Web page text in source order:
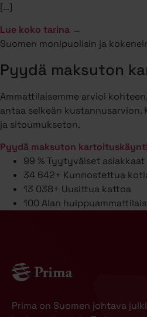
[…]
Lue koko tarina →
Suomen monipuolisin ja
Pyydä maksuton
Ammattilaisemme arvioi
antaa selkeän kustannusarvion.
ja sitoumukseton.
Pyydä maksuton kartoituskäynti
99 %Tyytyväiset asiakkaat
34 642+ Kunnostettua
13 038+ Uusittua kattoa
100 Alan
Prima on Suomen johtava